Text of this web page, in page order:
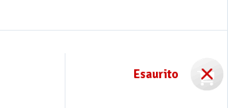
Esaurito